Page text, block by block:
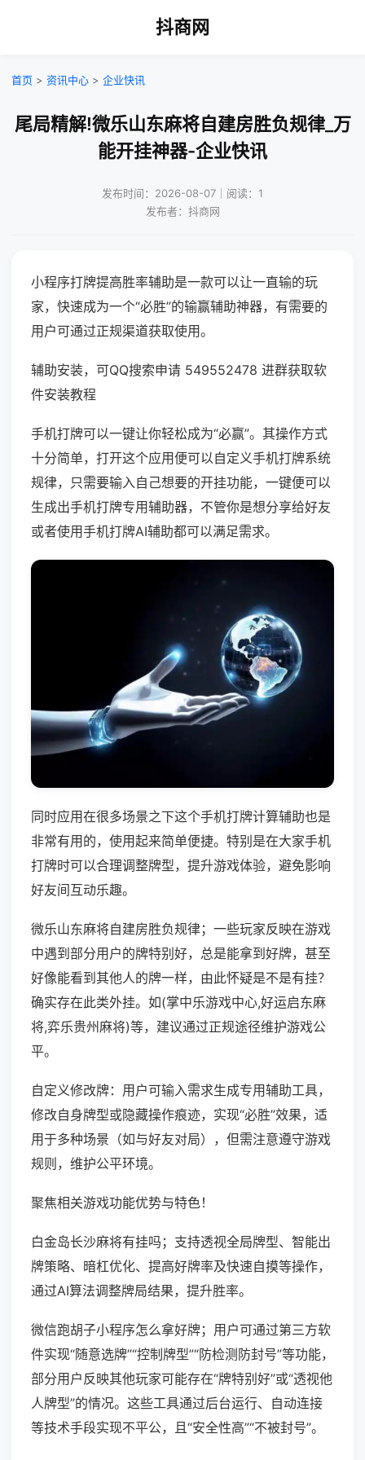
抖商网
首页 > 资讯中心 > 企业快讯
尾局精解!微乐山东麻将自建房胜负规律_万
能开挂神器-企业快讯
发布时间：2026-08-07｜阅读：1
发布者：抖商网
小程序打牌提高胜率辅助是一款可以让一直输的玩
家，快速成为一个“必胜”的输赢辅助神器，有需要的
用户可通过正规渠道获取使用。
辅助安装，可QQ搜索申请 549552478 进群获取软
件安装教程
手机打牌可以一键让你轻松成为“必赢”。其操作方式
十分简单，打开这个应用便可以自定义手机打牌系统
规律，只需要输入自己想要的开挂功能，一键便可以
生成出手机打牌专用辅助器，不管你是想分享给好友
或者使用手机打牌AI辅助都可以满足需求。
同时应用在很多场景之下这个手机打牌计算辅助也是
非常有用的，使用起来简单便捷。特别是在大家手机
打牌时可以合理调整牌型，提升游戏体验，避免影响
好友间互动乐趣。
微乐山东麻将自建房胜负规律；一些玩家反映在游戏
中遇到部分用户的牌特别好，总是能拿到好牌，甚至
好像能看到其他人的牌一样，由此怀疑是不是有挂？
确实存在此类外挂。如(掌中乐游戏中心,好运启东麻
将,弈乐贵州麻将)等，建议通过正规途径维护游戏公
平。
自定义修改牌：用户可输入需求生成专用辅助工具，
修改自身牌型或隐藏操作痕迹，实现“必胜”效果，适
用于多种场景（如与好友对局），但需注意遵守游戏
规则，维护公平环境。
聚焦相关游戏功能优势与特色！
白金岛长沙麻将有挂吗；支持透视全局牌型、智能出
牌策略、暗杠优化、提高好牌率及快速自摸等操作，
通过AI算法调整牌局结果，提升胜率。
微信跑胡子小程序怎么拿好牌；用户可通过第三方软
件实现“随意选牌”“控制牌型”“防检测防封号”等功能，
部分用户反映其他玩家可能存在“牌特别好”或“透视他
人牌型”的情况。这些工具通过后台运行、自动连接
等技术手段实现不平公，且“安全性高”“不被封号”。